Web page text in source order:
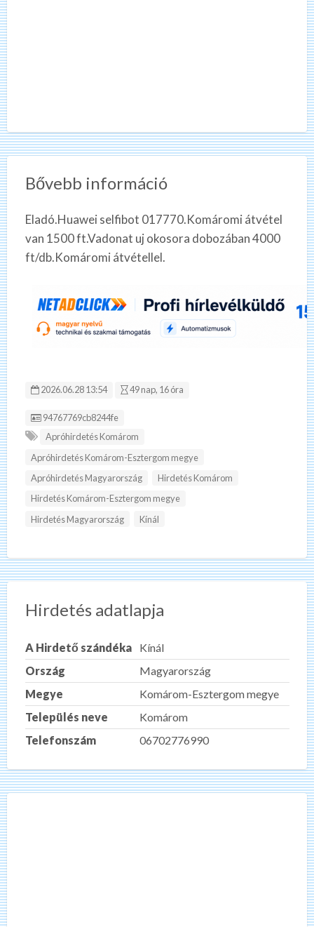
Bővebb információ
Eladó.Huawei selfibot 017770.Komáromi átvétel
van 1500 ft.Vadonat uj okosora dobozában 4000
ft/db.Komáromi átvétellel.
2026.06.28 13:54 49 nap, 16 óra
Hirdetés ID:
94767769cb8244fe
Apróhirdetés Komárom
Apróhirdetés Komárom-Esztergom megye
Apróhirdetés Magyarország
Hirdetés Komárom
Hirdetés Komárom-Esztergom megye
Hirdetés Magyarország
Kínál
Hirdetés adatlapja
A Hirdető szándéka
Kínál
Ország
Magyarország
Megye
Komárom-Esztergom megye
Település neve
Komárom
Telefonszám
06702776990